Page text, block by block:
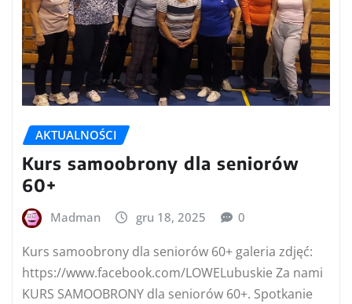
AKTUALNOŚCI
Kurs samoobrony dla seniorów
60+
Madman gru 18, 2025 0
Kurs samoobrony dla seniorów 60+ galeria zdjęć:
https://www.facebook.com/LOWELubuskie Za nami
KURS SAMOOBRONY dla seniorów 60+. Spotkanie